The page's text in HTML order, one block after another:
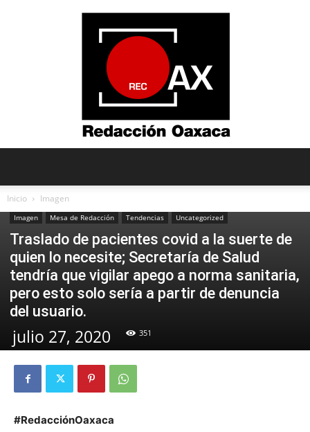
Oaxaca
Inicio Imagen
Imagen Mesa de Redacción Tendencias Uncategorized
Traslado de pacientes covid a la suerte de
quien lo necesite; Secretaría de Salud
tendría que vigilar apego a norma sanitaria,
pero esto solo sería a partir de denuncia
del usuario.
julio 27, 2020 351
#RedacciónOaxaca